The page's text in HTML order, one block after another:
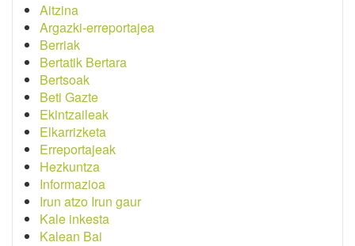
Aitzina
Argazki-erreportajea
Berriak
Bertatik Bertara
Bertsoak
Beti Gazte
Ekintzaileak
Elkarrizketa
Erreportajeak
Hezkuntza
Informazioa
Irun atzo Irun gaur
Kale inkesta
Kalean Bai